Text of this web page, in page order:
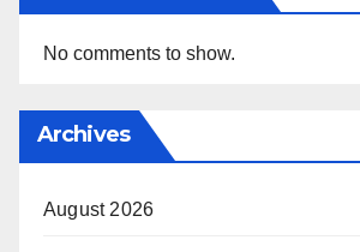
No comments to show.
Archives
August 2026